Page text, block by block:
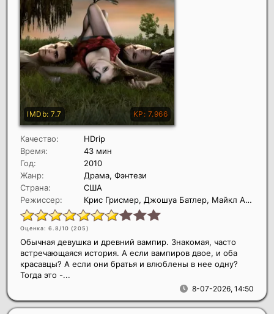
Качество:
HDrip
Время:
43 мин
Год:
2010
Жанр:
Драма, Фэнтези
Страна:
США
Режиссер:
Крис Грисмер, Джошуа Батлер, Майкл А. Алловиц
Оценка: 6.8/10 (205)
8-07-2026, 14:50
Обычная девушка и древний вампир. Знакомая, часто
встречающаяся история. А если вампиров двое, и оба
красавцы? А если они братья и влюблены в нее одну?
Тогда это -...